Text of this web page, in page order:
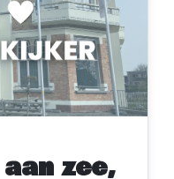
zee,